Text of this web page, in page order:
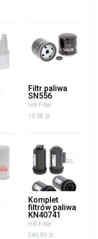
Filtr paliwa
SN556
Hifi Filter
19.38 zł
Komplet
filtrów paliwa
KN40741
Hifi Filter
246.95 zł